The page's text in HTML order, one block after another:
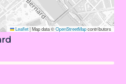
Leaflet|Map data ©OpenStreetMapcontributors